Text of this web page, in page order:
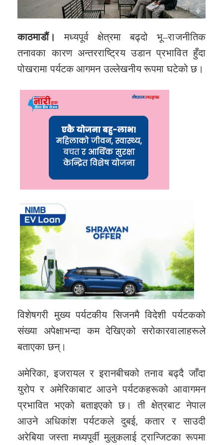
काठमाडौं।
मध्यपूर्व क्षेत्रमा बढ्दो भू–राजनीतिक
तनावका कारण अन्तरराष्ट्रिय उडान प्रभावित हुँदा
पोखरामा पर्यटक आगमन उल्लेखनीय रूपमा घटेको छ।
विशेषगरी मुख्य पर्यटकीय सिजनमै विदेशी पर्यटकको
संख्या अपेक्षाभन्दा कम देखिएको सरोकारवालाहरूले
बताएका छन्।
अमेरिका, इजरायल र इरानबीचको तनाव बढ्दै जाँदा
युरोप र अमेरिकाबाट आउने पर्यटकहरूको आवागमन
प्रभावित भएको बताइएको छ। ती क्षेत्रबाट नेपाल
आउने अधिकांश पर्यटकले दुबई, कतार र साउदी
अरेबिया जस्ता मध्यपूर्वी मुलुकलाई ट्रान्जिटका रूपमा